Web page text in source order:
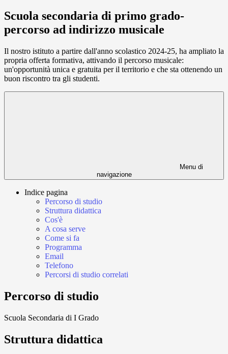
Scuola secondaria di primo grado-
percorso ad indirizzo musicale
Il nostro istituto a partire dall'anno scolastico 2024-25, ha ampliato la
propria offerta formativa, attivando il percorso musicale:
un'opportunità unica e gratuita per il territorio e che sta ottenendo un
buon riscontro tra gli studenti.
Menu di
navigazione
Indice pagina
Percorso di studio
Struttura didattica
Cos'è
A cosa serve
Come si fa
Programma
Email
Telefono
Percorsi di studio correlati
Percorso di studio
Scuola Secondaria di I Grado
Struttura didattica